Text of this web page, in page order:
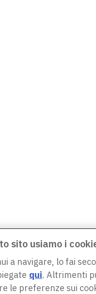
sito usiamo i
a navigare, lo fai
qui. Altrimenti
le preferenze sui